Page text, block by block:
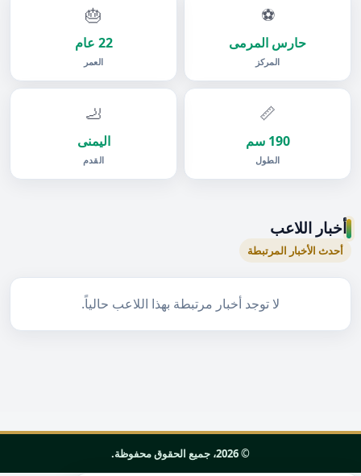
⚽
حارس المرمى
المركز
🎂
22 عام
العمر
📏
190 سم
الطول
🦶
اليمنى
القدم
أخبار اللاعب
أحدث الأخبار المرتبطة
لا توجد أخبار مرتبطة بهذا اللاعب حالياً.
© 2026، جميع الحقوق محفوظة.